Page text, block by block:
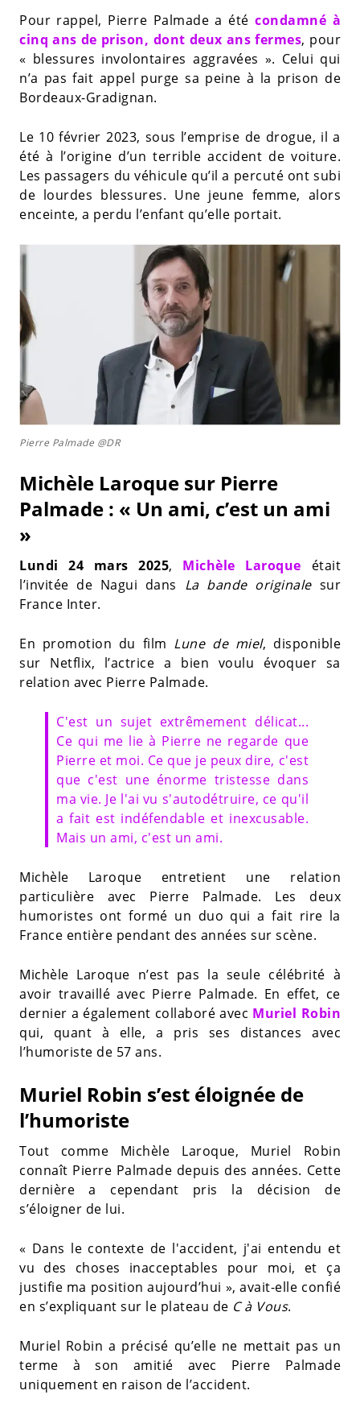
Pour rappel, Pierre Palmade a étécondamné à
cinq ans de prison, dont deux ans fermes, pour
« blessures involontaires aggravées ». Celui qui
n’a pas fait appel purge sa peine à la prison de
Bordeaux-Gradignan.
Le 10 février 2023, sous l’emprise de drogue, il a
été à l’origine d’un terrible accident de voiture.
Les passagers du véhicule qu’il a percuté ont subi
de lourdes blessures. Une jeune femme, alors
enceinte, a perdu l’enfant qu’elle portait.
Pierre Palmade @DR
Michèle Laroque sur Pierre
Palmade : « Un ami, c’est un ami
»
Lundi 24 mars 2025, Michèle Laroque était
l’invitée de Nagui dans La bande originalesur
France Inter.
En promotion du film Lune de miel, disponible
sur Netflix, l’actrice a bien voulu évoquer sa
relation avec Pierre Palmade.
C'est un sujet extrêmement délicat...
Ce qui me lie à Pierre ne regarde que
Pierre et moi. Ce que je peux dire, c'est
que c'est une énorme tristesse dans
ma vie. Je l'ai vu s'autodétruire, ce qu'il
a fait est indéfendable et inexcusable.
Mais un ami, c'est un ami.
Michèle Laroque entretient une relation
particulière avec Pierre Palmade. Les deux
humoristes ont formé un duo qui a fait rire la
France entière pendant des années sur scène.
Michèle Laroque n’est pas la seule célébrité à
avoir travaillé avec Pierre Palmade. En effet, ce
dernier a également collaboré avec Muriel Robin
qui, quant à elle, a pris ses distances avec
l’humoriste de 57 ans.
Muriel Robin s’est éloignée de
l’humoriste
Tout comme Michèle Laroque, Muriel Robin
connaît Pierre Palmade depuis des années. Cette
dernière a cependant pris la décision de
s’éloigner de lui.
« Dans le contexte de l'accident, j'ai entendu et
vu des choses inacceptables pour moi, et ça
justifie ma position aujourd’hui », avait-elle confié
en s’expliquant sur le plateau de C à Vous.
Muriel Robin a précisé qu’elle ne mettait pas un
terme à son amitié avec Pierre Palmade
uniquement en raison de l’accident.